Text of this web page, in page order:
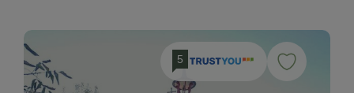
5